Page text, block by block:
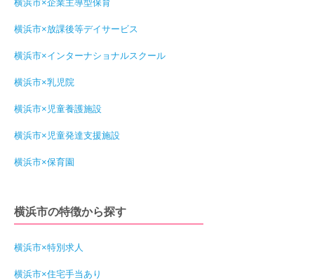
横浜市×企業主導型保育
横浜市×放課後等デイサービス
横浜市×インターナショナルスクール
横浜市×乳児院
横浜市×児童養護施設
横浜市×児童発達支援施設
横浜市×保育園
横浜市の特徴から探す
横浜市×特別求人
横浜市×住宅手当あり